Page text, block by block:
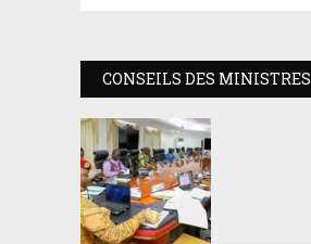
CONSEILS DES MINISTRES